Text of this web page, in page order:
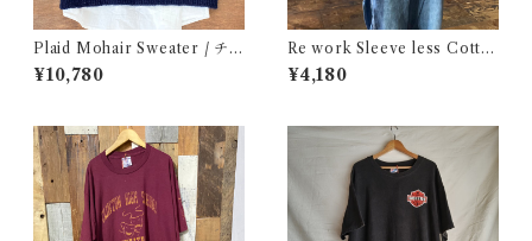
Plaid Mohair Sweater / チェ
ック柄 モヘア セーター 古着
¥10,780
Re work Sleeve less Cotto
n Shirt / リワーク スリーブレ
ス コットン シャツ 古着
¥4,180